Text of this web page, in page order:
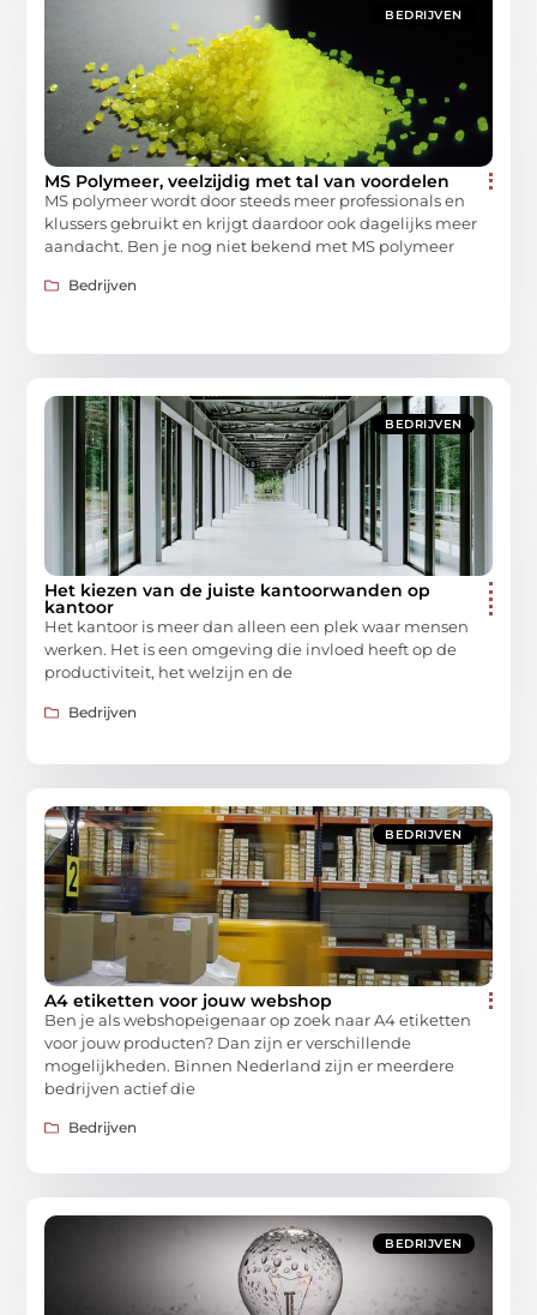
BEDRIJVEN
MS Polymeer, veelzijdig met tal van voordelen
MS polymeer wordt door steeds meer professionals en
klussers gebruikt en krijgt daardoor ook dagelijks meer
aandacht. Ben je nog niet bekend met MS polymeer
Bedrijven
BEDRIJVEN
Het kiezen van de juiste kantoorwanden op
kantoor
Het kantoor is meer dan alleen een plek waar mensen
werken. Het is een omgeving die invloed heeft op de
productiviteit, het welzijn en de
Bedrijven
BEDRIJVEN
A4 etiketten voor jouw webshop
Ben je als webshopeigenaar op zoek naar A4 etiketten
voor jouw producten? Dan zijn er verschillende
mogelijkheden. Binnen Nederland zijn er meerdere
bedrijven actief die
Bedrijven
BEDRIJVEN